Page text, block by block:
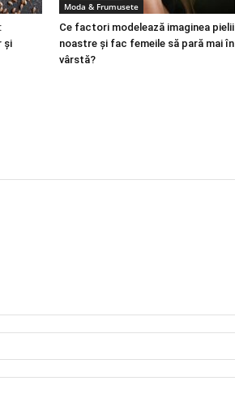
și
Moda & Frumusete
Ce factori modelează imaginea pielii
noastre și fac femeile să pară mai în
vârstă?